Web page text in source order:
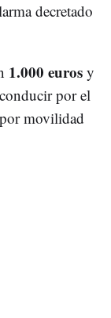
decretado
1.000 euros y
por el
por movilidad